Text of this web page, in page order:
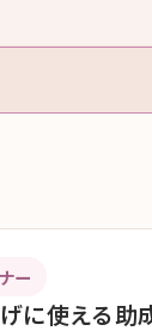
ー
に使える助